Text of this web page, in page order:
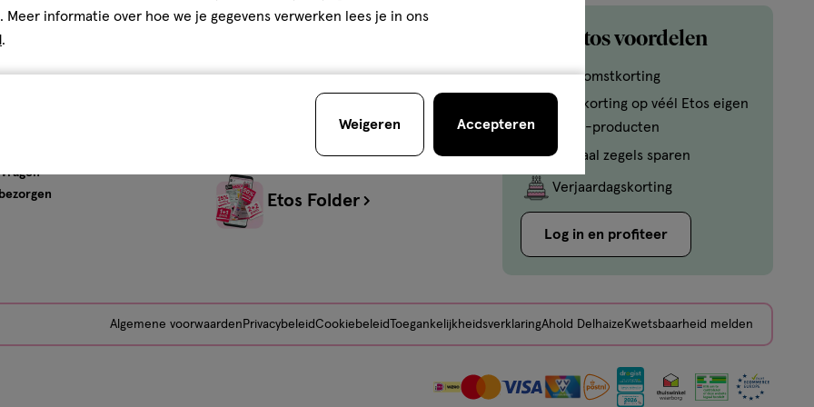
Advies & Inspiratie
Gezondheid
Etos Folder
Mijn Etos voordelen
Welkomstkorting
10% korting op véél Etos eigen
merk-producten
Digitaal zegels sparen
Verjaardagskorting
Log in en profiteer
Algemene voorwaarden PrivacybeleidCookiebeleid ToegankelijkheidsverklaringAhold Delhaize Kwetsbaarheid melden
. Meer informatie over hoe we je gegevens verwerken lees je in ons
.
Weigeren Accepteren